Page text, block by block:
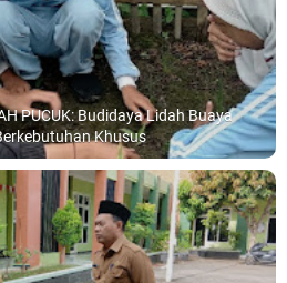
PUCUK: Budidaya Lidah Buaya
Khusus